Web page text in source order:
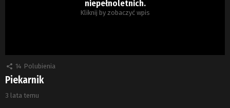
niepełnoletnich.
Kliknij by zobaczyć wpis
14 Polubienia
Piekarnik
3 lata temu